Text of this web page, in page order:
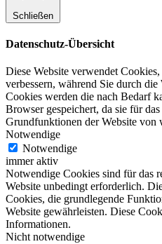
Schließen
Datenschutz-Übersicht
Diese Website verwendet
verbessern, während Sie durch
Cookies werden die nach Bedarf
Browser gespeichert, da sie für
Grundfunktionen der Website von
Notwendige
Notwendige
immer aktiv
Notwendige Cookies sind für das
Website unbedingt erforderlich.
Cookies, die grundlegende
Website gewährleisten. Diese
Informationen.
Nicht notwendige